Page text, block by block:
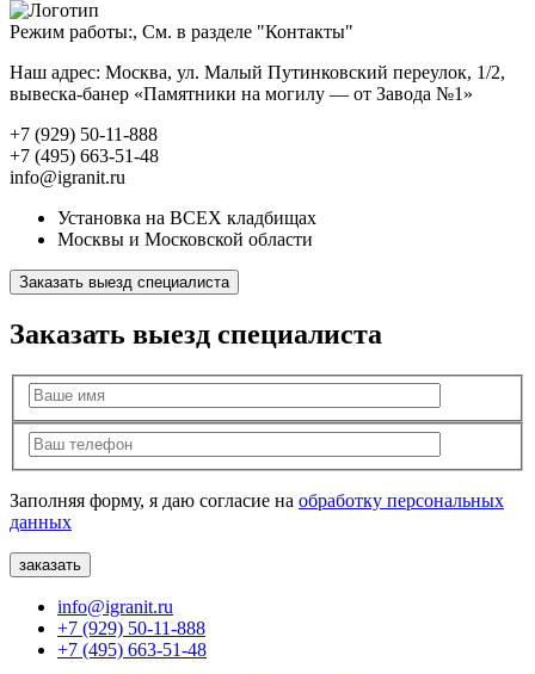
Режим работы:, См. в разделе "Контакты"
Наш адрес: Москва, ул. Малый Путинковский переулок, 1/2,
вывеска-банер «Памятники на могилу — от Завода №1»
+7 (929) 50-11-888
+7 (495) 663-51-48
info@igranit.ru
Установка на ВСЕХ кладбищах
Москвы и Московской области
Заказать выезд специалиста
Заказать выезд специалиста
Заполняя форму, я даю согласие на обработку персональных
данных
info@igranit.ru
+7 (929) 50-11-888
+7 (495) 663-51-48